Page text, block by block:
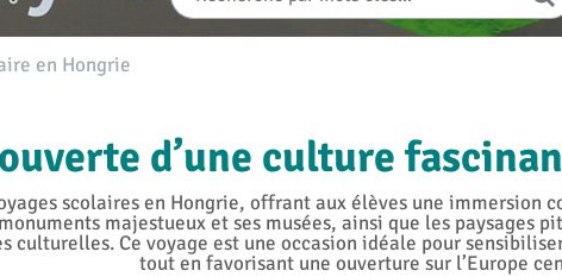
en Hongrie
d’une culture
scolaires en Hongrie, offrant aux élèves une
majestueux et ses musées, ainsi que les paysages
culturelles. Ce voyage est une occasion idéale pour
tout en favorisant une ouverture sur l’Europe